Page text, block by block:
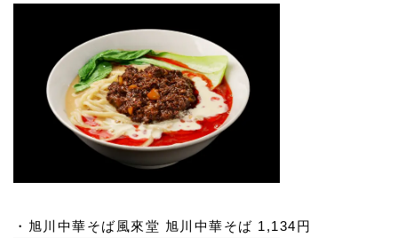
・旭川中華そば風來堂 旭川中華そば 1,134円